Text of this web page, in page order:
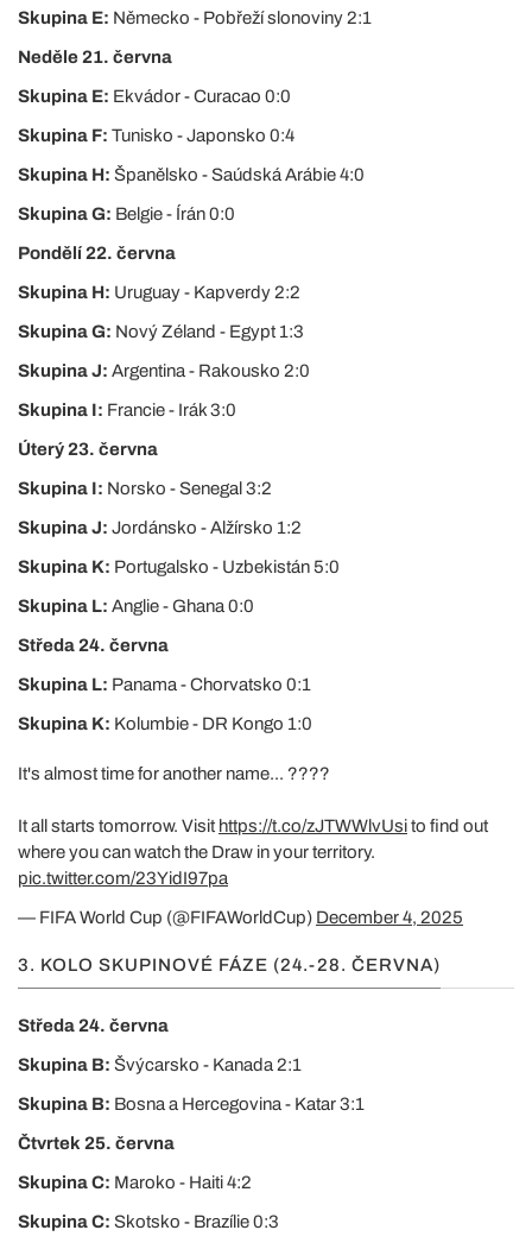
Skupina E: Německo - Pobřeží slonoviny 2:1
Neděle 21. června
Skupina E: Ekvádor - Curacao 0:0
Skupina F: Tunisko - Japonsko 0:4
Skupina H: Španělsko - Saúdská Arábie 4:0
Skupina G: Belgie - Írán 0:0
Pondělí 22. června
Skupina H: Uruguay - Kapverdy 2:2
Skupina G: Nový Zéland - Egypt 1:3
Skupina J: Argentina - Rakousko 2:0
Skupina I: Francie - Irák 3:0
Úterý 23. června
Skupina I: Norsko - Senegal 3:2
Skupina J: Jordánsko - Alžírsko 1:2
Skupina K: Portugalsko - Uzbekistán 5:0
Skupina L: Anglie - Ghana 0:0
Středa 24. června
Skupina L: Panama - Chorvatsko 0:1
Skupina K: Kolumbie - DR Kongo 1:0
It's almost time for another name... ????
It all starts tomorrow. Visit https://t.co/zJTWWlvUsito find out
where you can watch the Draw in your territory.
pic.twitter.com/23YidI97pa
— FIFA World Cup (@FIFAWorldCup) December 4, 2025
3. KOLO SKUPINOVÉ FÁZE (24.-28. ČERVNA)
Středa 24. června
Skupina B: Švýcarsko - Kanada 2:1
Skupina B: Bosna a Hercegovina - Katar 3:1
Čtvrtek 25. června
Skupina C: Maroko - Haiti 4:2
Skupina C: Skotsko - Brazílie 0:3